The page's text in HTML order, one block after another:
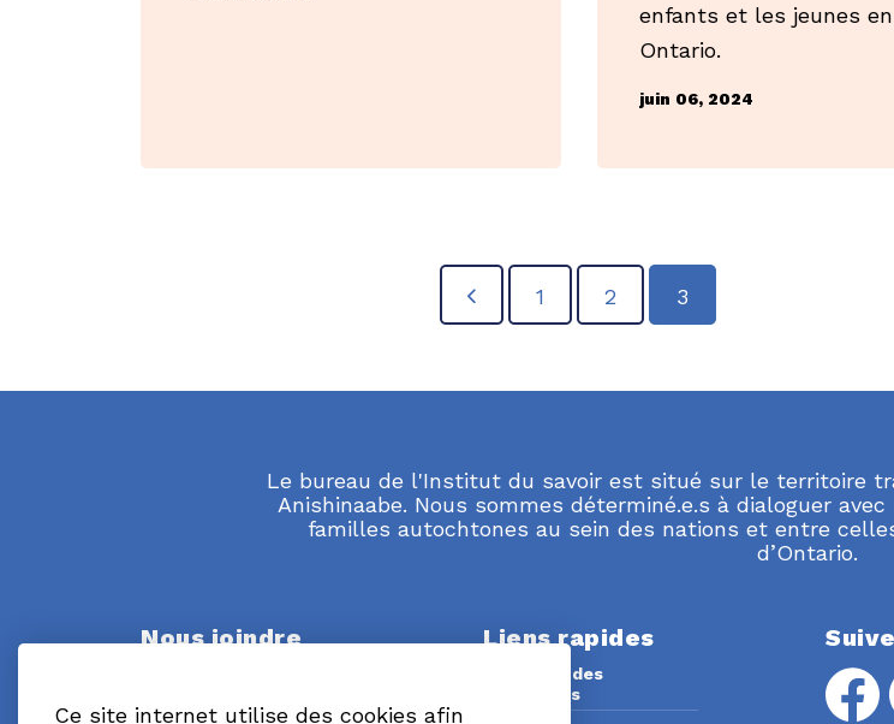
enfants et les jeunes en
Ontario.
juin 06, 2024
1 2 3
Le bureau de l'Institut du savoir est situé sur le territoire
Anishinaabe. Nous sommes déterminé.e.s à dialoguer
familles autochtones au sein des nations et entre
d’Ontario.
Nous joindre
mentale et les dépendances chez
Liens rapides
Carrefour des
ressources
Ce site internet utilise des cookies afin